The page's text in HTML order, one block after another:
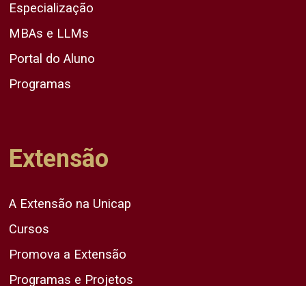
Especialização
MBAs e LLMs
Portal do Aluno
Programas
Extensão
A Extensão na Unicap
Cursos
Promova a Extensão
Programas e Projetos